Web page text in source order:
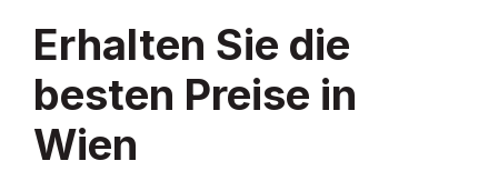
Erhalten Sie die
besten Preise in
Wien